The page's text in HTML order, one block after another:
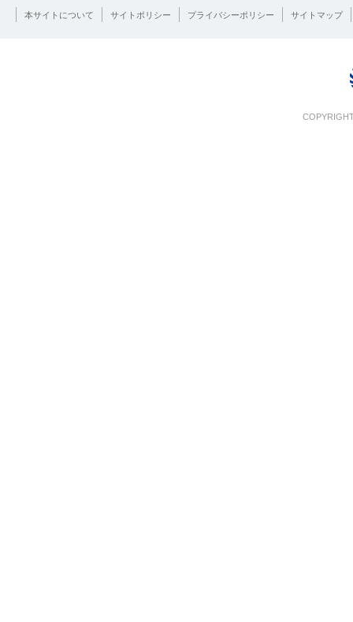
本サイトについて サイトポリシー プライバシーポリシー サイトマップ